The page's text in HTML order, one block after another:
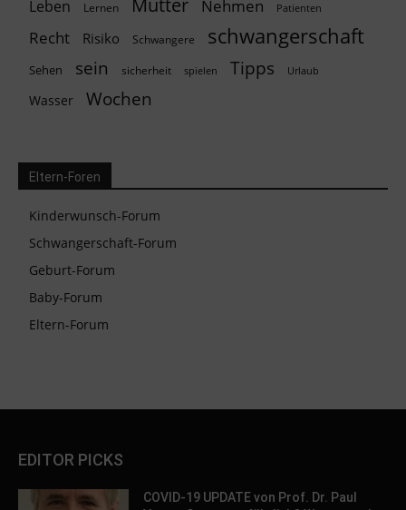
Leben Lernen Mutter Nehmen Patienten
Recht Risiko Schwangere schwangerschaft
Sehen sein sicherheit spielen Tipps Urlaub
Wasser Wochen
Eltern-Foren
Kinderwunsch-Forum
Schwangerschaft-Forum
Geburt-Forum
Baby-Forum
Eltern-Forum
EDITOR PICKS
COVID-19 UPDATE von Prof. Dr. Paul